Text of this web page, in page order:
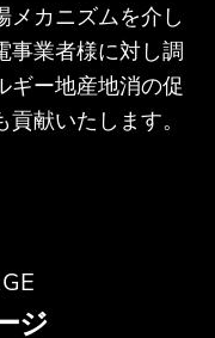
メカニズムを介し
事業者様に対し調
ギー地産地消の促
献いたします。
ジ